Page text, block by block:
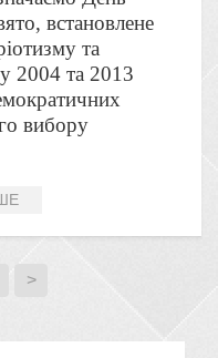
встановлене
та
2004 та 2013
вибору
>